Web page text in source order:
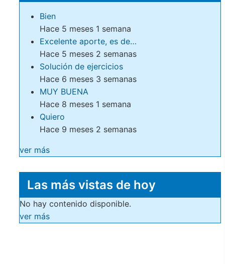
Bien
Hace 5 meses 1 semana
Excelente aporte, es de…
Hace 5 meses 2 semanas
Solución de ejercicios
Hace 6 meses 3 semanas
MUY BUENA
Hace 8 meses 1 semana
Quiero
Hace 9 meses 2 semanas
ver más
Las más vistas de hoy
No hay contenido disponible.
ver más